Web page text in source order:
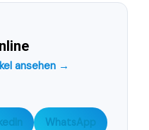
ansehen →
WhatsApp